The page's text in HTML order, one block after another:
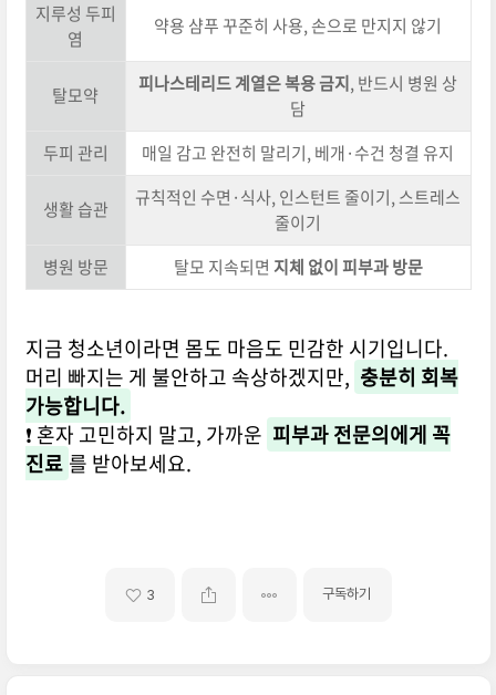
지루성 두피
염
약용 샴푸 꾸준히 사용, 손으로 만지지 않기
탈모약 피나스테리드 계열은 복용 금지, 반드시 병원 상
담
두피 관리
매일 감고 완전히 말리기, 베개·수건 청결 유지
생활 습관
규칙적인 수면·식사, 인스턴트 줄이기, 스트레스
줄이기
병원 방문
탈모 지속되면 지체 없이 피부과 방문
지금 청소년이라면 몸도 마음도 민감한 시기입니다.
머리 빠지는 게 불안하고 속상하겠지만, 충분히 회복
가능합니다.
❗ 혼자 고민하지 말고, 가까운 피부과 전문의에게 꼭
진료 를 받아보세요.
3 구독하기